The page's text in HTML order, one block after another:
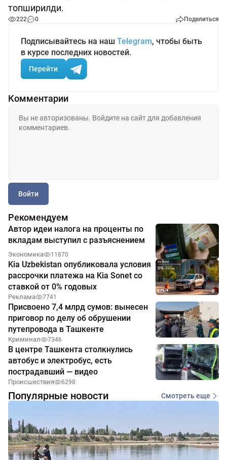
топширилди.
222 0 Поделиться
Подписывайтесь на наш Telegram, чтобы быть
в курсе последних новостей.
Перейти
Комментарии
Войти
Рекомендуем
Автор идеи налога на проценты по
вкладам выступил с разъяснением
Экономика 11870
Kia Uzbekistan опубликовала условия
рассрочки платежа на Kia Sonet со
ставкой от 0% годовых
Реклама 7741
Присвоено 7,4 млрд сумов: вынесен
приговор по делу об обрушении
путепровода в Ташкенте
Криминал 7346
В центре Ташкента столкнулись
автобус и электробус, есть
пострадавший — видео
Происшествия 6298
Популярные новости Смотреть еще